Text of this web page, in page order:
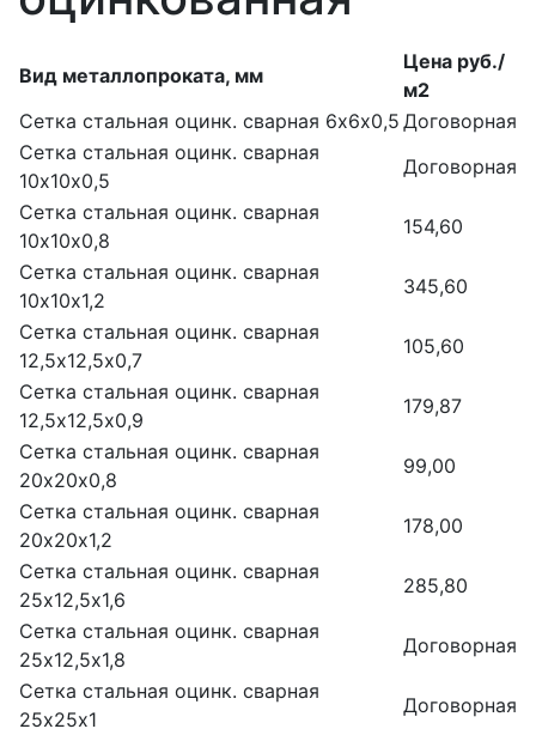
Вид металлопроката, мм
Цена руб./
м2
Сетка стальная оцинк. сварная 6х6х0,5 Договорная
Сетка стальная оцинк. сварная
10х10х0,5
Договорная
Сетка стальная оцинк. сварная
10х10х0,8
154,60
Сетка стальная оцинк. сварная
10х10х1,2
345,60
Сетка стальная оцинк. сварная
12,5х12,5х0,7
105,60
Сетка стальная оцинк. сварная
12,5х12,5х0,9
179,87
Сетка стальная оцинк. сварная
20х20х0,8
99,00
Сетка стальная оцинк. сварная
20х20х1,2
178,00
Сетка стальная оцинк. сварная
25х12,5х1,6
285,80
Сетка стальная оцинк. сварная
25х12,5х1,8
Договорная
Сетка стальная оцинк. сварная
25х25х1
Договорная